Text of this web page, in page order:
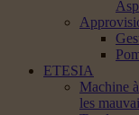
ETESIA
Machine
les